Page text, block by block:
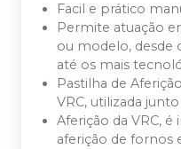
Facil e prático
Permite atuação
ou modelo, desde
até os mais
Pastilha de
VRC, utilizada
Aferição da VRC, é
aferição de fornos